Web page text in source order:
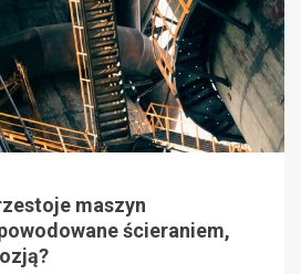
maszyn
ścieraniem,